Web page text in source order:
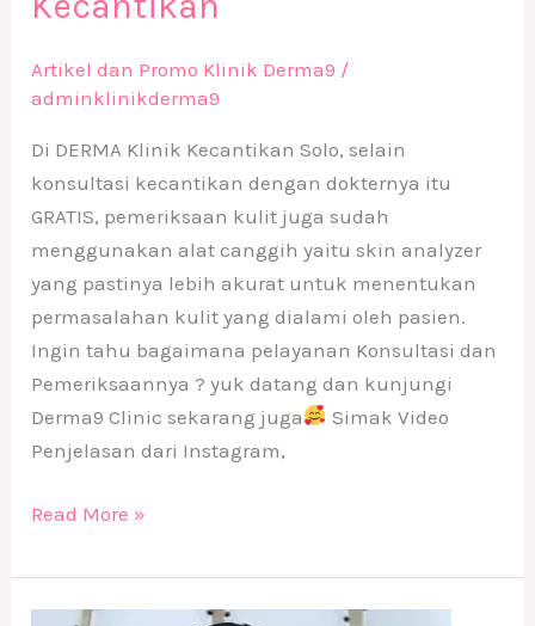
Artikel dan Promo Klinik Derma9 /
adminklinikderma9
Di DERMA Klinik Kecantikan Solo, selain
konsultasi kecantikan dengan dokternya itu
GRATIS, pemeriksaan kulit juga sudah
menggunakan alat canggih yaitu skin analyzer
yang pastinya lebih akurat untuk menentukan
permasalahan kulit yang dialami oleh pasien.
Ingin tahu bagaimana pelayanan Konsultasi dan
Pemeriksaannya ? yuk datang dan kunjungi
Derma9 Clinic sekarang juga
Simak Video
Penjelasan dari Instagram,
Read More »